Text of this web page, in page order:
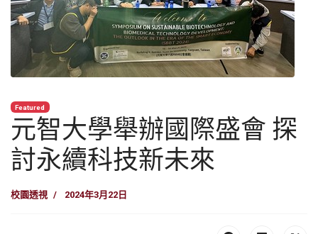
Featured
元智大學舉辦國際盛會 探
討永續科技新未來
校園透視 2024年3月22日